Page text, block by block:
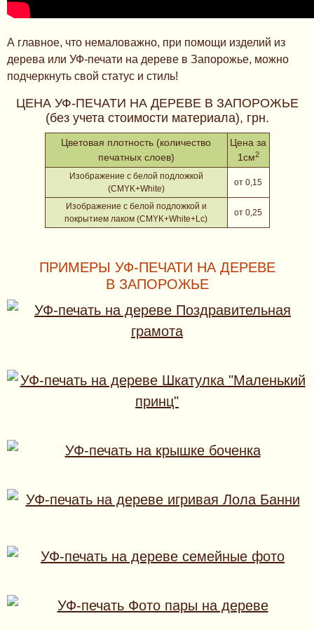
А главное, что немаловажно, при помощи изделий из
дерева или УФ-печати на дереве в Запорожье, можно
подчеркнуть свой статус и стиль!
ЦЕНА УФ-ПЕЧАТИ НА ДЕРЕВЕ В ЗАПОРОЖЬЕ
(без учета стоимости материала), грн.
Цветовая плотность (количество
печатных слоев)
Цена за
1см2
Изображение с белой подложкой
(CMYK+White)
от 0,15
Изображение с белой подложкой и
покрытием лаком (CMYK+White+Lc)
от 0,25
ПРИМЕРЫ УФ-ПЕЧАТИ НА ДЕРЕВЕ
В ЗАПОРОЖЬЕ